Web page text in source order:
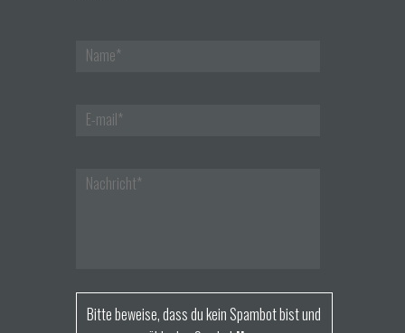
Bitte beweise, dass du kein Spambot bist und